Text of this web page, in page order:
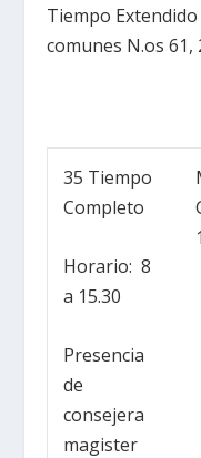
Tiempo
comunes N.os61,
35 Tiempo
Completo
Horario: 8
a 15.30
Presencia
de
consejera
magister